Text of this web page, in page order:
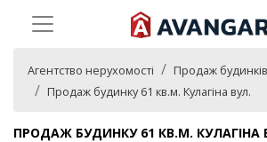
Агентство нерухомості
Продаж будинків
Продаж будинку 61 кв.м. Кулагіна вул.
ПРОДАЖ БУДИНКУ 61 КВ.М. КУЛАГІНА